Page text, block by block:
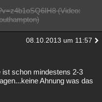
(Video:
08.10.2013 um 11:57
ist schon mindestens 2-3
Ahnung was das